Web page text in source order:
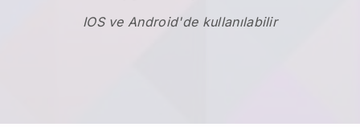
IOS ve Android'de kullanılabilir